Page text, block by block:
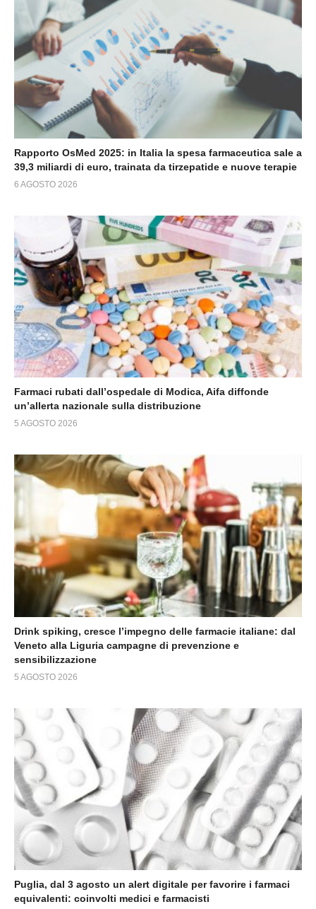
Rapporto OsMed 2025: in Italia la spesa farmaceutica sale a
39,3 miliardi di euro, trainata da tirzepatide e nuove terapie
6 AGOSTO 2026
Farmaci rubati dall’ospedale di Modica, Aifa diffonde
un’allerta nazionale sulla distribuzione
5 AGOSTO 2026
Drink spiking, cresce l’impegno delle farmacie italiane: dal
Veneto alla Liguria campagne di prevenzione e
sensibilizzazione
5 AGOSTO 2026
Puglia, dal 3 agosto un alert digitale per favorire i farmaci
equivalenti: coinvolti medici e farmacisti